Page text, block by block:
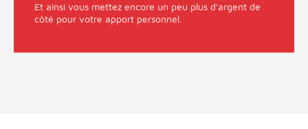
Et ainsi vous mettez encore un peu plus d'argent de
côté pour votre apport personnel.